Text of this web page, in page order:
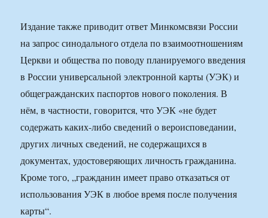
Издание также приводит ответ Минкомсвязи России
на запрос синодального отдела по взаимоотношениям
Церкви и общества по поводу планируемого введения
в России универсальной электронной карты (УЭК) и
общегражданских паспортов нового поколения. В
нём, в частности, говорится, что УЭК «не будет
содержать каких-либо сведений о вероисповедании,
других личных сведений, не содержащихся в
документах, удостоверяющих личность гражданина.
Кроме того, „гражданин имеет право отказаться от
использования УЭК в любое время после получения
карты“.